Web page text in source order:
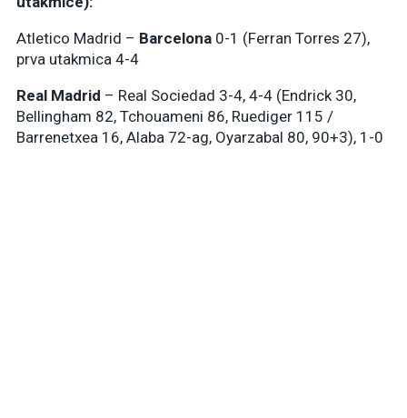
Atletico Madrid – Barcelona 0-1 (Ferran Torres 27),
prva utakmica 4-4
Real Madrid – Real Sociedad 3-4, 4-4 (Endrick 30,
Bellingham 82, Tchouameni 86, Ruediger 115 /
Barrenetxea 16, Alaba 72-ag, Oyarzabal 80, 90+3), 1-0